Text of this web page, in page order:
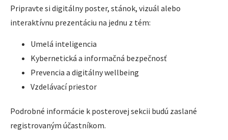
Pripravte si digitálny poster, stánok, vizuál alebo
interaktívnu prezentáciu na jednu z tém:
Umelá inteligencia
Kybernetická a informačná bezpečnosť
Prevencia a digitálny wellbeing
Vzdelávací priestor
Podrobné informácie k posterovej sekcii budú zaslané
registrovaným účastníkom.